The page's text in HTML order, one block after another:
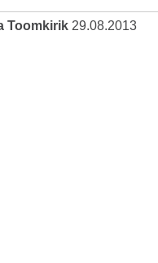
Toomkirik 29.08.2013